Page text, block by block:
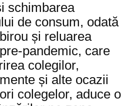
schimbarea
de consum, odată
și reluarea
pandemic, care
colegilor,
și alte ocazii
colegelor, aduce o